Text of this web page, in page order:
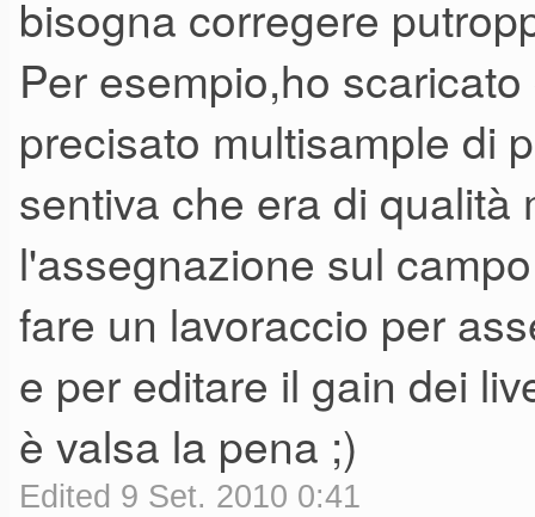
ce ne' un altro ,
e cioe' il suono e'
ottava sotto o un ottava
bisogna corregere
Per esempio,ho
precisato multisample di
sentiva che era di qualità
l'assegnazione sul
fare un lavoraccio per
e per editare il gain dei
è valsa la pena ;)
Edited 9 Set. 2010 0:41